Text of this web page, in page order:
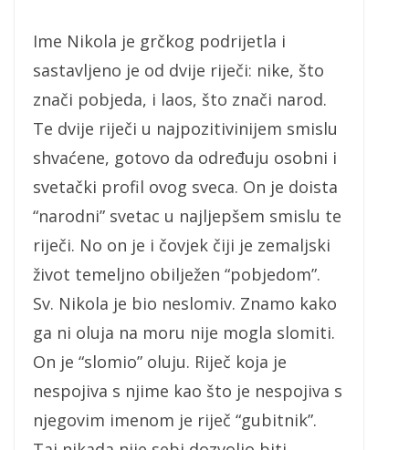
Ime Nikola je grčkog podrijetla i
sastavljeno je od dvije riječi: nike, što
znači pobjeda, i laos, što znači narod.
Te dvije riječi u najpozitivinijem smislu
shvaćene, gotovo da određuju osobni i
svetački profil ovog sveca. On je doista
“narodni” svetac u najljepšem smislu te
riječi. No on je i čovjek čiji je zemaljski
život temeljno obilježen “pobjedom”.
Sv. Nikola je bio neslomiv. Znamo kako
ga ni oluja na moru nije mogla slomiti.
On je “slomio” oluju. Riječ koja je
nespojiva s njime kao što je nespojiva s
njegovim imenom je riječ “gubitnik”.